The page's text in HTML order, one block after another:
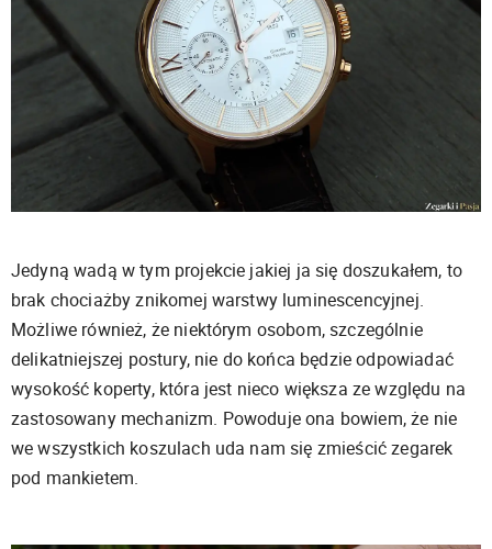
Jedyną wadą w tym projekcie jakiej ja się doszukałem, to
brak chociażby znikomej warstwy luminescencyjnej.
Możliwe również, że niektórym osobom, szczególnie
delikatniejszej postury, nie do końca będzie odpowiadać
wysokość koperty, która jest nieco większa ze względu na
zastosowany mechanizm. Powoduje ona bowiem, że nie
we wszystkich koszulach uda nam się zmieścić zegarek
pod mankietem.